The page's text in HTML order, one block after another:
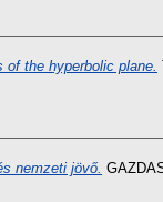
of the hyperbolic plane.
nemzeti jövő.